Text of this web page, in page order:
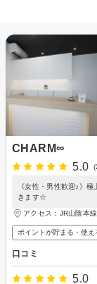
CHARM∞
5.0
《女性・男性歓迎♪》
きます☆
アクセス：JR山陰本
ポイントが貯まる・使え
口コミ
5.0